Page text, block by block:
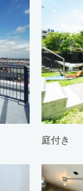
庭付き